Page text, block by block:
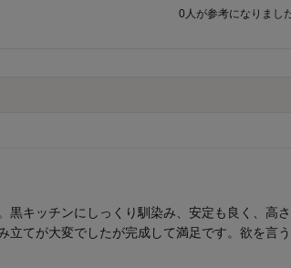
0 人が参考になりまし
キッチンにしっくり馴染み、安定も良く、高
立てが大変でしたが完成して満足です。欲を言